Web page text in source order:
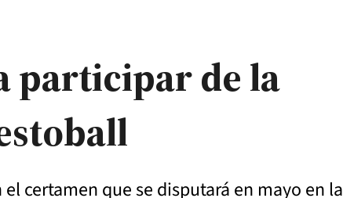
participar de la
certamen que se disputará en mayo en la